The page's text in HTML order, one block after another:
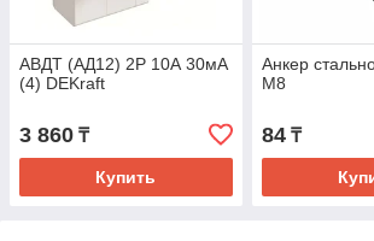
АВДТ (АД12) 2P 10А 30мА
(4) DEKraft
3 860 ₸
Купить
Анкер
М8
84₸